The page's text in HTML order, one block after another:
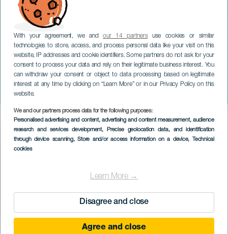
With your agreement, we andour 14 partnersuse cookies or similar
technologies to store, access, and process personal data like your visit on this
website, IP addresses and cookie identifiers. Some partners do not ask for your
consent to process your data and rely on their legitimate business interest. You
can withdraw your consent or object to data processing based on legitimate
interest at any time by clicking on “Learn More” or in our Privacy Policy on this
website.
We and our partners process data for the following purposes:
Personalised advertising and content, advertising and content measurement, audience
research and services development, Precise geolocation data, and identification
through device scanning, Store and/or access information on a device, Technical
cookies
Learn More →
Disagree and close
Agree and close
Maika Makovski im
Konzert
TENERIFE
Imagen
Listado